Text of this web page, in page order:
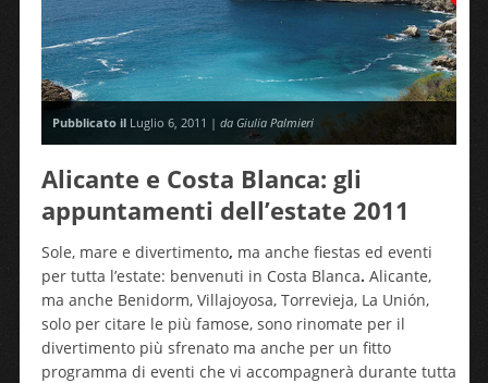
Pubblicato ilLuglio 6, 2011 | da Giulia Palmieri
Alicante e Costa Blanca: gli
appuntamenti dell’estate 2011
Sole, mare e divertimento, ma anche fiestas ed eventi
per tutta l’estate: benvenuti in Costa Blanca. Alicante,
ma anche Benidorm, Villajoyosa, Torrevieja, La Unión,
solo per citare le più famose, sono rinomate per il
divertimento più sfrenato ma anche per un fitto
programma di eventi che vi accompagnerà durante tutta